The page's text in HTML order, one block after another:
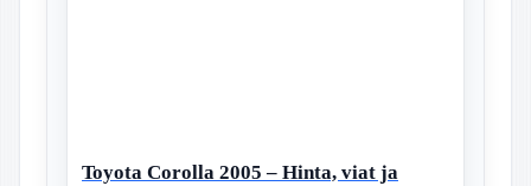
Toyota Corolla 2005 – Hinta, viat ja